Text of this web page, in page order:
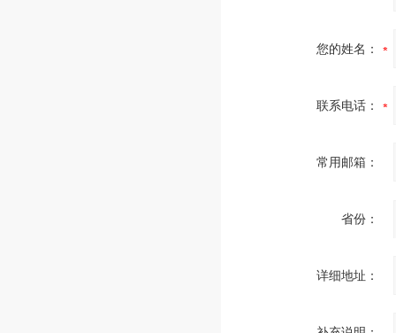
您的姓名：
联系电话：
常用邮箱：
省份：
详细地址：